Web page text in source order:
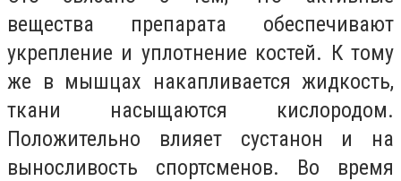
вещества препарата обеспечивают
укрепление и уплотнение костей. К тому
же в мышцах накапливается жидкость,
ткани насыщаются кислородом.
Положительно влияет сустанон и на
выносливость спортсменов. Во время